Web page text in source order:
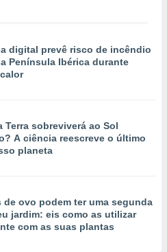
digital prevê risco de incêndio
Península Ibérica durante
Terra sobreviverá ao Sol
A ciência reescreve o último
planeta
de ovo podem ter uma segunda
jardim: eis como as utilizar
com as suas plantas